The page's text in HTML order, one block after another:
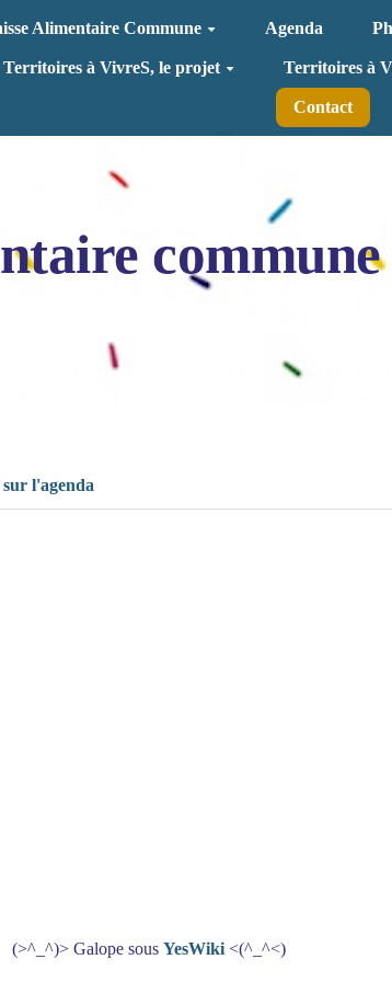
Alimentaire Commune Agenda
Territoires à VivreS, le projet Territoires à
Contact
l'agenda
(>^_^)> Galope sous YesWiki <(^_^<)